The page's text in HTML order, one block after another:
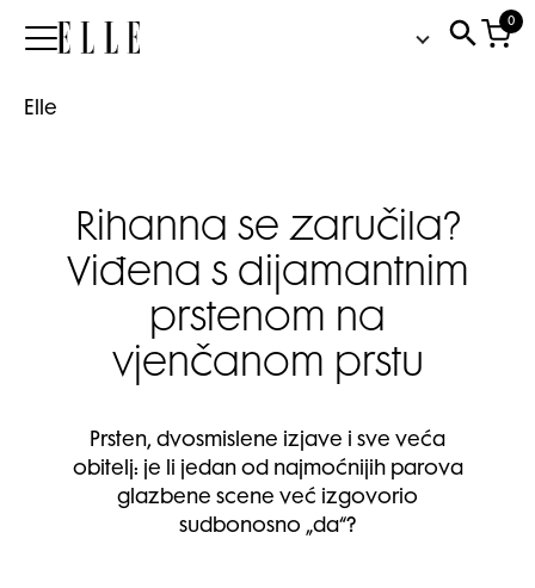
Elle
0
Elle
Rihanna se zaručila?
Viđena s dijamantnim
prstenom na
vjenčanom prstu
Prsten, dvosmislene izjave i sve veća
obitelj: je li jedan od najmoćnijih parova
glazbene scene već izgovorio
sudbonosno „da“?